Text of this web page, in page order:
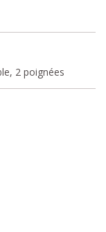
2 poignées